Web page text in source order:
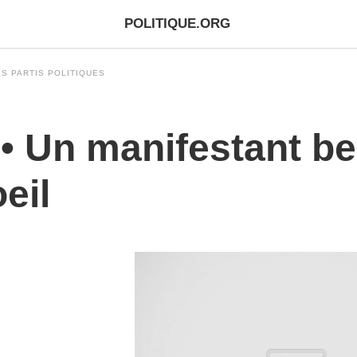
POLITIQUE.ORG
PARTIS POLITIQUES
Un manifestant